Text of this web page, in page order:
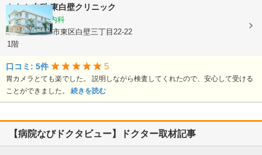
おなか内科 東白壁クリニック
内科, 消化器内科
愛知県名古屋市東区白壁三丁目22-22
1階
口コミ: 5件 5
胃カメラとても楽でした。 説明しながら検査してくれたので、安心して受ける
ことができました。 続きを読む
【病院なびドクタビュー】ドクター取材記事